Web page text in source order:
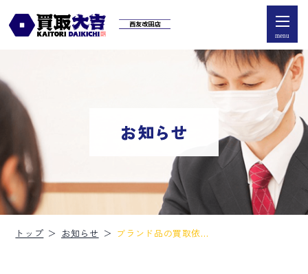
menu
お知らせ
トップ お知らせ
ブランド品の買取依頼